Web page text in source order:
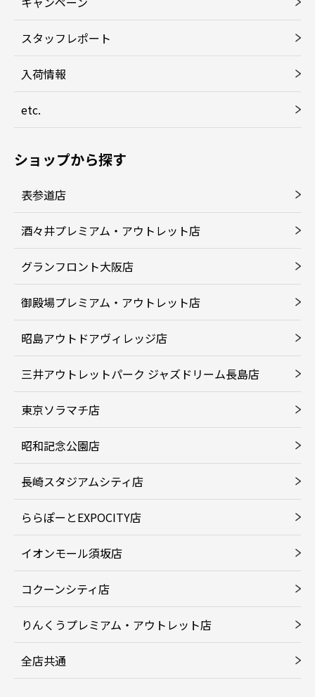
スタッフレポート
入荷情報
etc.
ショップから探す
表参道店
酒々井プレミアム・アウトレット店
グランフロント大阪店
御殿場プレミアム・アウトレット店
昭島アウトドアヴィレッジ店
三井アウトレットパーク ジャズドリーム長島店
東京ソラマチ店
昭和記念公園店
長崎スタジアムシティ店
ららぽーとEXPOCITY店
イオンモール須坂店
コクーンシティ店
りんくうプレミアム・アウトレット店
全店共通